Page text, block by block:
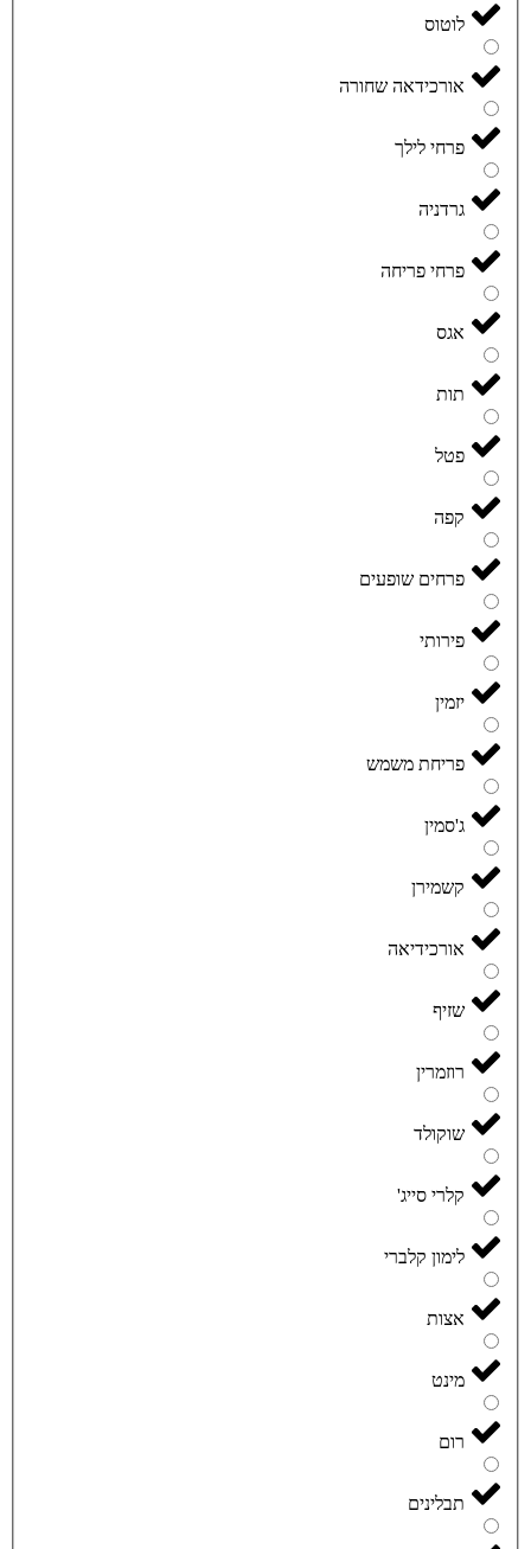
לוטוס
אורכידאה שחורה
פרחי לילך
גרדניה
פרחי פריחה
אגס
תות
פטל
קפה
פרחים שופעים
פירותי
יזמין
פריחת משמש
ג'סמין
קשמירן
אורכידיאה
שזיף
רוזמרין
שוקולד
קלרי סייג'
לימון קלברי
אצות
מינט
רום
תבלינים